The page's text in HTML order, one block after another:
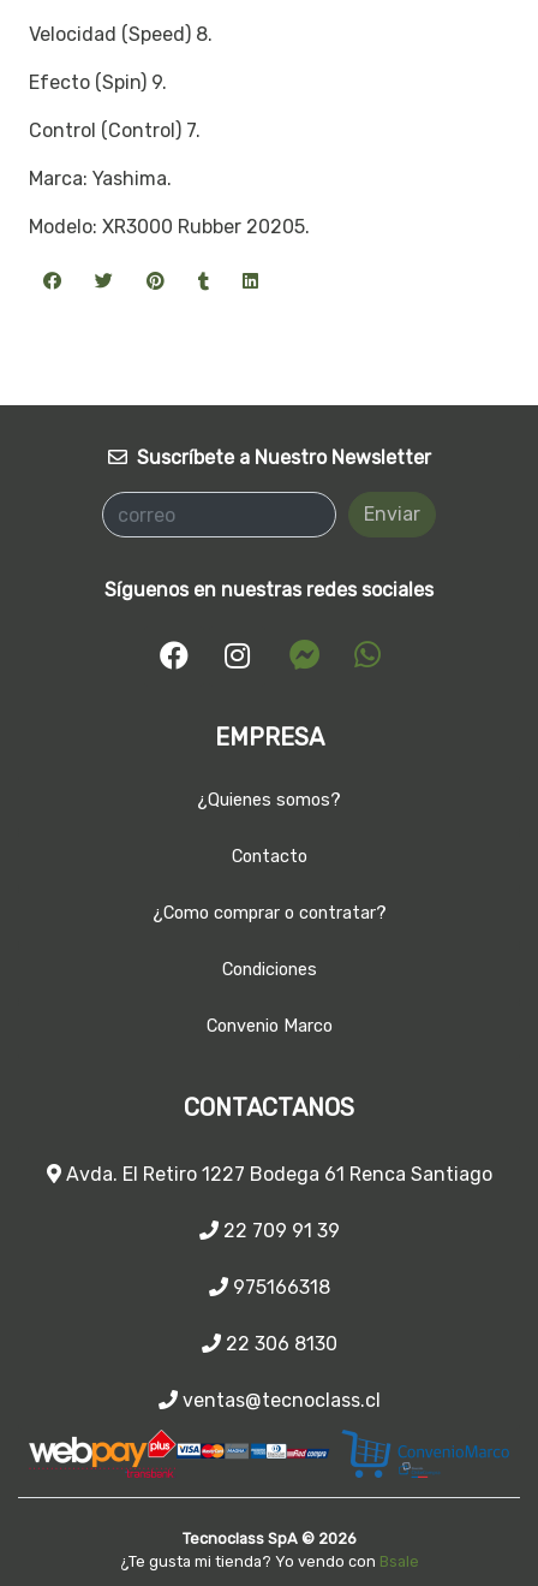
Velocidad (Speed) 8.
Efecto (Spin) 9.
Control (Control) 7.
Marca: Yashima.
Modelo: XR3000 Rubber 20205.
Suscríbete a Nuestro Newsletter
Enviar
Síguenos en nuestras redes sociales
EMPRESA
¿Quienes somos?
Contacto
¿Como comprar o contratar?
Condiciones
Convenio Marco
CONTACTANOS
Avda. El Retiro 1227 Bodega 61 Renca Santiago
22 709 91 39
975166318
22 306 8130
ventas@tecnoclass.cl
Tecnoclass SpA © 2026
¿Te gusta mi tienda? Yo vendo con Bsale